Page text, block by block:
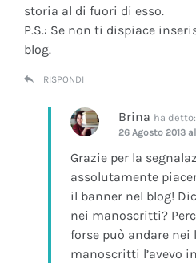
storia al di fuori di esso.
P.S.: Se non ti dispiace
blog.
RISPONDI
Brina ha detto:
26 Agosto 2013
Grazie per la
assolutamente
il banner nel blog!
nei manoscritti?
forse può andare nei
manoscritti l’avevo